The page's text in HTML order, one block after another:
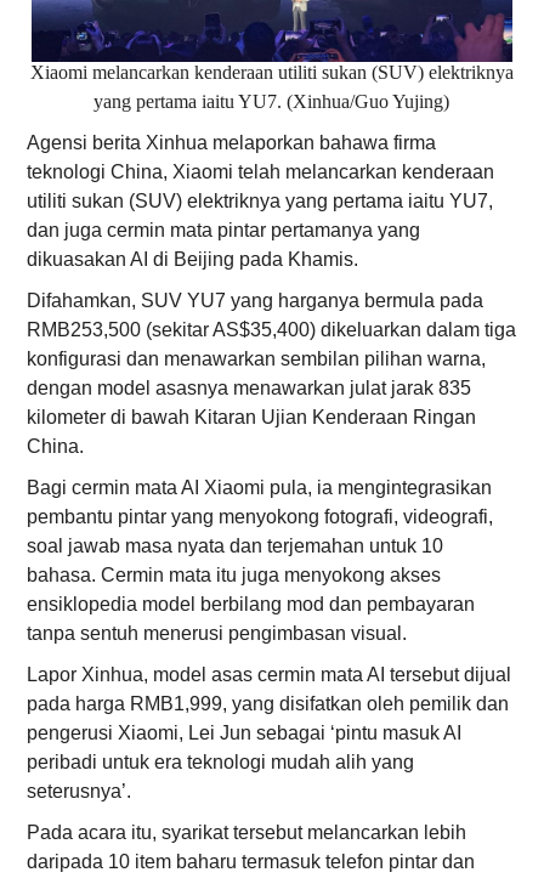
Xiaomi melancarkan kenderaan utiliti sukan (SUV) elektriknya
yang pertama iaitu YU7. (Xinhua/Guo Yujing)
Agensi berita Xinhua melaporkan bahawa firma
teknologi China, Xiaomi telah melancarkan kenderaan
utiliti sukan (SUV) elektriknya yang pertama iaitu YU7,
dan juga cermin mata pintar pertamanya yang
dikuasakan AI di Beijing pada Khamis.
Difahamkan, SUV YU7 yang harganya bermula pada
RMB253,500 (sekitar AS$35,400) dikeluarkan dalam tiga
konfigurasi dan menawarkan sembilan pilihan warna,
dengan model asasnya menawarkan julat jarak 835
kilometer di bawah Kitaran Ujian Kenderaan Ringan
China.
Bagi cermin mata AI Xiaomi pula, ia mengintegrasikan
pembantu pintar yang menyokong fotografi, videografi,
soal jawab masa nyata dan terjemahan untuk 10
bahasa. Cermin mata itu juga menyokong akses
ensiklopedia model berbilang mod dan pembayaran
tanpa sentuh menerusi pengimbasan visual.
Lapor Xinhua, model asas cermin mata AI tersebut dijual
pada harga RMB1,999, yang disifatkan oleh pemilik dan
pengerusi Xiaomi, Lei Jun sebagai ‘pintu masuk AI
peribadi untuk era teknologi mudah alih yang
seterusnya’.
Pada acara itu, syarikat tersebut melancarkan lebih
daripada 10 item baharu termasuk telefon pintar dan